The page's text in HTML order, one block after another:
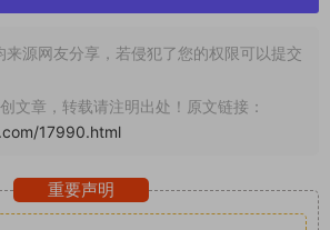
来源网友分享，若侵犯了您的权限可以提交
文章，转载请注明出处！原文链接：
17990.html
重要声明